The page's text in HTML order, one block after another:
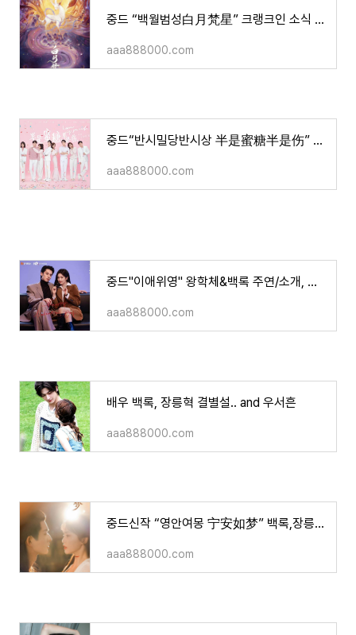
중드 “백월범성白月梵星” 크랭크인 소식 사진&영상
aaa888000.com
중드“반시밀당반시상 半是蜜糖半是伤” 라운희,백록 주연/ 소개, 영상
aaa888000.com
중드"이애위영" 왕학체&백록 주연/소개, 영상 등
aaa888000.com
배우 백록, 장릉혁 결별설.. and 우서흔
aaa888000.com
중드신작 “영안여몽 宁安如梦” 백록,장릉혁,왕성월,주준위 주연/소개,영상
aaa888000.com